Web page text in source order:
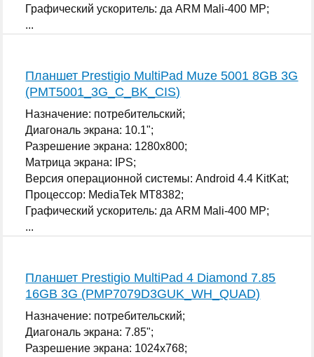
Графический ускоритель: да ARM Mali-400 MP;
...
Планшет Prestigio MultiPad Muze 5001 8GB 3G
(PMT5001_3G_C_BK_CIS)
Назначение: потребительский;
Диагональ экрана: 10.1";
Разрешение экрана: 1280x800;
Матрица экрана: IPS;
Версия операционной системы: Android 4.4 KitKat;
Процессор: MediaTek MT8382;
Графический ускоритель: да ARM Mali-400 MP;
...
Планшет Prestigio MultiPad 4 Diamond 7.85
16GB 3G (PMP7079D3GUK_WH_QUAD)
Назначение: потребительский;
Диагональ экрана: 7.85";
Разрешение экрана: 1024x768;